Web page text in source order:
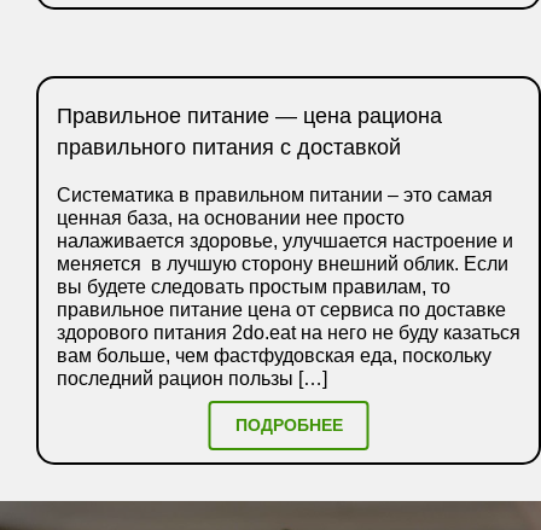
Правильное питание — цена рациона
правильного питания с доставкой
Систематика в правильном питании – это самая
ценная база, на основании нее просто
налаживается здоровье, улучшается настроение и
меняется в лучшую сторону внешний облик. Если
вы будете следовать простым правилам, то
правильное питание цена от сервиса по доставке
здорового питания 2do.eat на него не буду казаться
вам больше, чем фастфудовская еда, поскольку
последний рацион пользы […]
ПОДРОБНЕЕ